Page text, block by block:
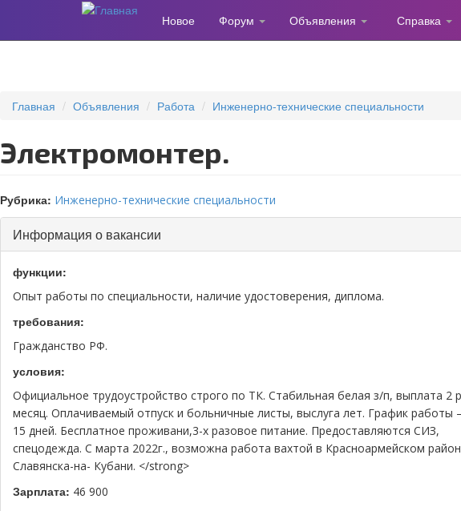
Новое Форум Объявления Справка
Главная Объявления Работа Инженерно-технические специальности
Электромонтер.
Рубрика: Инженерно-технические специальности
Скрыть
Информация о вакансии
функции:
Опыт работы по специальности, наличие удостоверения, диплома.
требования:
Гражданство РФ.
условия:
Официальное трудоустройство строго по ТК. Стабильная белая з/п, выплата 2
месяц. Оплачиваемый отпуск и больничные листы, выслуга лет. График работы
15 дней. Бесплатное проживани,3-х разовое питание. Предоставляются СИЗ,
спецодежда. С марта 2022г., возможна работа вахтой в Красноармейском
Славянска-на- Кубани. </strong>
Зарплата: 46 900